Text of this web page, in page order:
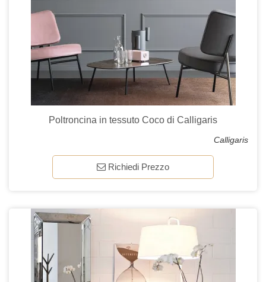
Poltroncina in tessuto Coco di Calligaris
Calligaris
Richiedi Prezzo